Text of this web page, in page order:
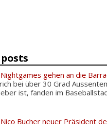
gehen an die
bei über 30 Grad
ist, fanden im
Bucher neuer Präsident